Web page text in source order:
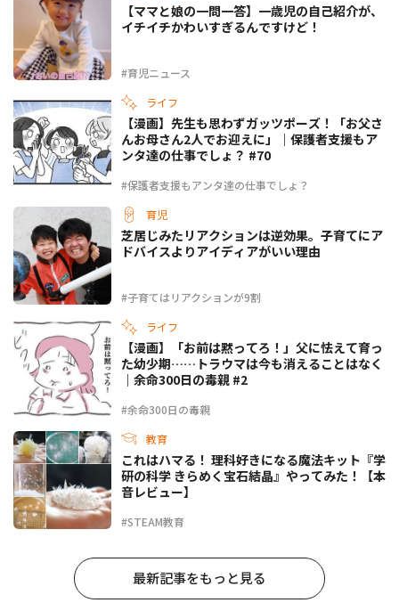
#育児ニュース
【ママと娘の一問一答】一歳児の自己紹介が、
イチイチかわいすぎるんですけど！
ライフ
#保護者支援もアンタ達の仕事でしょ？
【漫画】先生も思わずガッツポーズ！「お父さ
んお母さん2人でお迎えに」｜保護者支援もア
ンタ達の仕事でしょ？ #70
育児
#子育てはリアクションが9割
芝居じみたリアクションは逆効果。子育てにア
ドバイスよりアイディアがいい理由
ライフ
#余命300日の毒親
【漫画】「お前は黙ってろ！」父に怯えて育っ
た幼少期……トラウマは今も消えることはなく
｜余命300日の毒親 #2
教育
#STEAM教育
これはハマる！ 理科好きになる魔法キット『学
研の科学 きらめく宝石結晶』やってみた！【本
音レビュー】
最新記事をもっと見る